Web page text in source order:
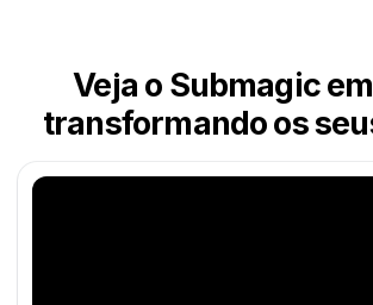
Veja o Submagic
transformando os